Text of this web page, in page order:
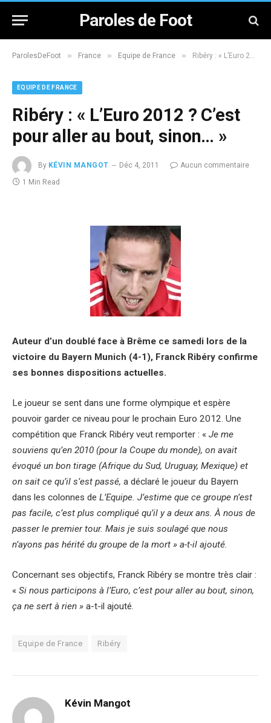
Paroles de Foot
ParolesDeFoot » France » Equipe de France » Ribéry : « L’Euro 2012 ? C’est pour aller au bout, sinon… »
EQUIPE DE FRANCE
Ribéry : « L’Euro 2012 ? C’est
pour aller au bout, sinon… »
By KÉVIN MANGOT Déc 4, 2011
Aucun commentaire
1 Min Read
Auteur d’un doublé face à Brême ce samedi lors de la
victoire du Bayern Munich (4-1), Franck Ribéry confirme
ses bonnes dispositions actuelles.
Le joueur se sent dans une forme olympique et espère
pouvoir garder ce niveau pour le prochain Euro 2012. Une
compétition que Franck Ribéry veut remporter : « Je me
souviens qu’en 2010 (pour la Coupe du monde), on avait
évoqué un bon tirage (Afrique du Sud, Uruguay, Mexique) et
on sait ce qu’il s’est passé, a déclaré le joueur du Bayern
dans les colonnes de L’Equipe. J’estime que ce groupe n’est
pas facile, c’est plus compliqué qu’il y a deux ans. À nous de
passer le premier tour. Mais je suis soulagé que nous
n’ayons pas hérité du groupe de la mort » a-t-il ajouté.
Concernant ses objectifs, Franck Ribéry se montre très clair :
« Si nous participons à l’Euro, c’est pour aller au bout, sinon,
ça ne sert à rien » a-t-il ajouté.
Equipe de France Ribéry
Kévin Mangot